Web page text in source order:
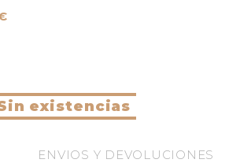
existencias
ENVIOS Y DEVOLUCIONES